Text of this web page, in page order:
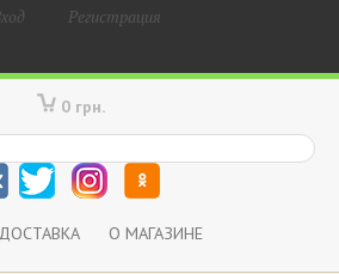
Регистрация
0 грн.
О МАГАЗИНЕ